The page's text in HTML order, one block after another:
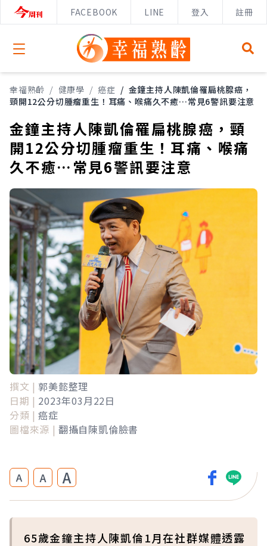
FACEBOOK LINE 登入 註冊
Open menu
幸福熟齡 / 健康學 / 癌症 / 金鐘主持人陳凱倫罹扁桃腺癌，
頸開12公分切腫瘤重生！耳痛、喉痛久不癒…常見6警訊要注意
金鐘主持人陳凱倫罹扁桃腺癌，頸
開12公分切腫瘤重生！耳痛、喉痛
久不癒…常見6警訊要注意
撰文 | 郭美懿整理
日期 | 2023年03月22日
分類 | 癌症
圖檔來源 | 翻攝自陳凱倫臉書
A A A
65歲金鐘主持人陳凱倫1月在社群媒體透露